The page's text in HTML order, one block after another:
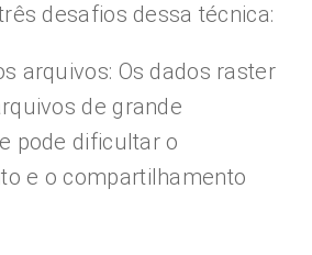
desafios dessa técnica:
arquivos: Os dados raster
de grande
pode dificultar o
e o compartilhamento